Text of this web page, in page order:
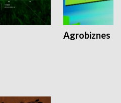
Agrobiznes